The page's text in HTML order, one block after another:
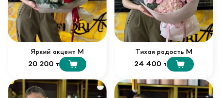
Яркий акцент М
20 200 т
Тихая радость М
24 400 т